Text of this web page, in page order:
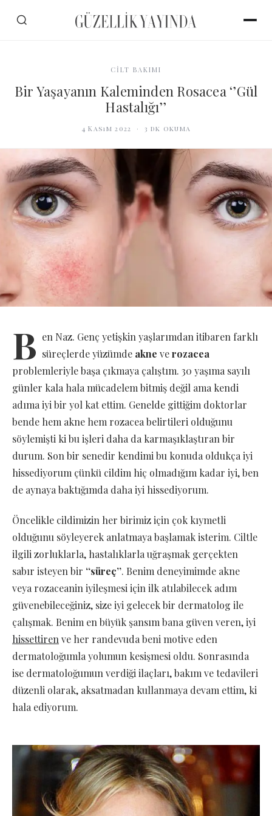
CİLT BAKIMI
Bir Yaşayanın Kaleminden Rosacea ‘’Gül
Hastalığı’’
4 Kasım 2022 ·3 dk okuma
B en Naz. Genç yetişkin yaşlarımdan itibaren farklı
süreçlerde yüzümde akne verozacea
problemleriyle başa çıkmaya çalıştım. 30 yaşıma sayılı
günler kala hala mücadelem bitmiş değil ama kendi
adıma iyi bir yol kat ettim. Genelde gittiğim doktorlar
bende hem akne hem rozacea belirtileri olduğunu
söylemişti ki bu işleri daha da karmaşıklaştıran bir
durum. Son bir senedir kendimi bu konuda oldukça iyi
hissediyorum çünkü cildim hiç olmadığım kadar iyi, ben
de aynaya baktığımda daha iyi hissediyorum.
Öncelikle cildimizin her birimiz için çok kıymetli
olduğunu söyleyerek anlatmaya başlamak isterim. Ciltle
ilgili zorluklarla, hastalıklarla uğraşmak gerçekten
sabır isteyen bir ‘‘süreç’’. Benim deneyimimde akne
veya rozaceanin iyileşmesi için ilk atılabilecek adım
güvenebileceğiniz, size iyi gelecek bir dermatolog ile
çalışmak. Benim en büyük şansım bana güven veren, iyi
hissettirenve her randevuda beni motive eden
dermatoloğumla yolumun kesişmesi oldu. Sonrasında
ise dermatoloğumun verdiği ilaçları, bakım ve tedavileri
düzenli olarak, aksatmadan kullanmaya devam ettim, ki
hala ediyorum.